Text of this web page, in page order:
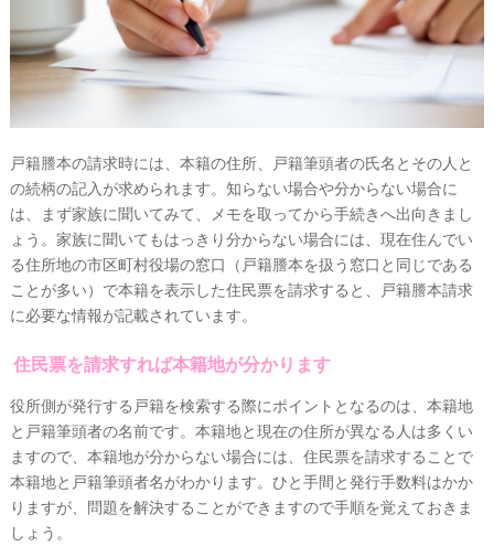
戸籍謄本の請求時には、本籍の住所、戸籍筆頭者の氏名とその人と
の続柄の記入が求められます。 知らない場合や分からない場合に
は、まず家族に聞いてみて、メモを取ってから手続きへ出向きまし
ょう。 家族に聞いてもはっきり分からない場合には、現在住んでい
る住所地の市区町村役場の窓口（戸籍謄本を扱う窓口と同じである
ことが多い）で本籍を表示した住民票を請求すると、戸籍謄本請求
に必要な情報が記載されています。
住民票を請求すれば本籍地が分かります
役所側が発行する戸籍を検索する際にポイントとなるのは、本籍地
と戸籍筆頭者の名前です。 本籍地と現在の住所が異なる人は多くい
ますので、 本籍地が分からない場合には、住民票を請求することで
本籍地と戸籍筆頭者名がわかります。 ひと手間と発行手数料はかか
りますが、問題を解決することができますので手順を覚えておきま
しょう。